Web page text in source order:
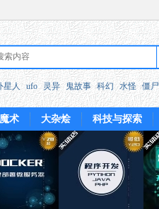
星人 ufo 灵异 鬼故事 科幻 水怪 僵尸
魔术 大杂烩 科技与探索